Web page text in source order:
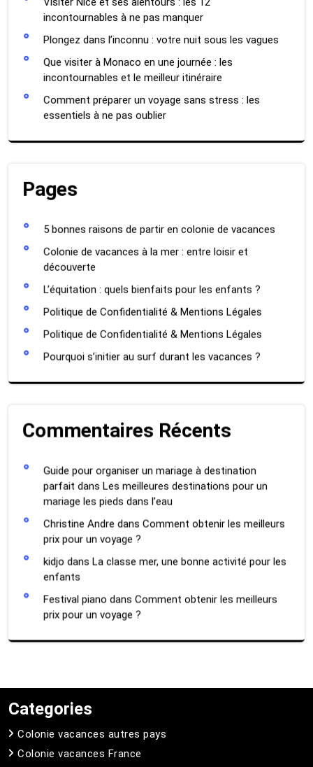
incontournables à ne pas manquer
Plongez dans l’inconnu : votre nuit sous les vagues
Que visiter à Monaco en une journée : les
incontournables et le meilleur itinéraire
Comment préparer un voyage sans stress : les
essentiels à ne pas oublier
Pages
5 bonnes raisons de partir en colonie de vacances
Colonie de vacances à la mer : entre loisir et
découverte
L’équitation : quels bienfaits pour les enfants ?
Politique de Confidentialité & Mentions Légales
Politique de Confidentialité & Mentions Légales
Pourquoi s’initier au surf durant les vacances ?
Commentaires Récents
Guide pour organiser un mariage à destination
parfait dans Les meilleures destinations pour un
mariage les pieds dans l’eau
Christine Andre dans Comment obtenir les meilleurs
prix pour un voyage ?
kidjo dans La classe mer, une bonne activité pour les
enfants
Festival piano dans Comment obtenir les meilleurs
prix pour un voyage ?
Categories
Colonie vacances autres pays
Colonie vacances France